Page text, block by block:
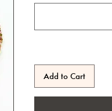
Add to Cart